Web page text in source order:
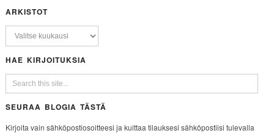
ARKISTOT
HAE KIRJOITUKSIA
SEURAA BLOGIA TÄSTÄ
Kirjoita vain sähköpostiosoitteesi ja kuittaa tilauksesi sähköpostiisi tulevalla